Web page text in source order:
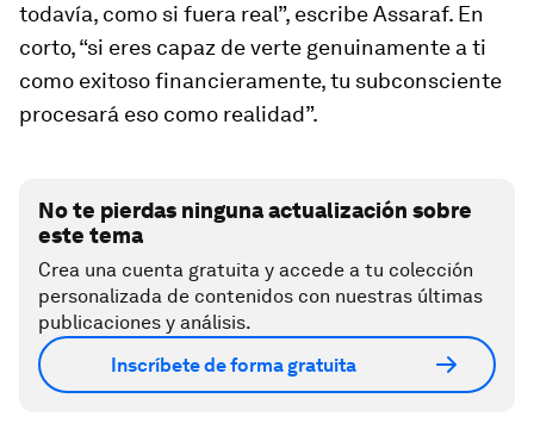
todavía, como si fuera real”, escribe Assaraf. En
corto, “si eres capaz de verte genuinamente a ti
como exitoso financieramente, tu subconsciente
procesará eso como realidad”.
No te pierdas ninguna actualización sobre
este tema
Crea una cuenta gratuita y accede a tu colección
personalizada de contenidos con nuestras últimas
publicaciones y análisis.
Inscríbete de forma gratuita